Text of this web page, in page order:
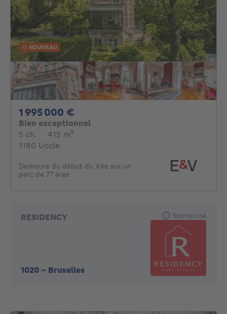
NOUVEAU
1 995 000 €
Bien exceptionnel
5 ch. 5 chambres
· 415 m²
1180 Uccle
Demeure du début du XXe sur un
parc de 77 ares
RESIDENCY
1020 - Bruxelles
Sponsorisé